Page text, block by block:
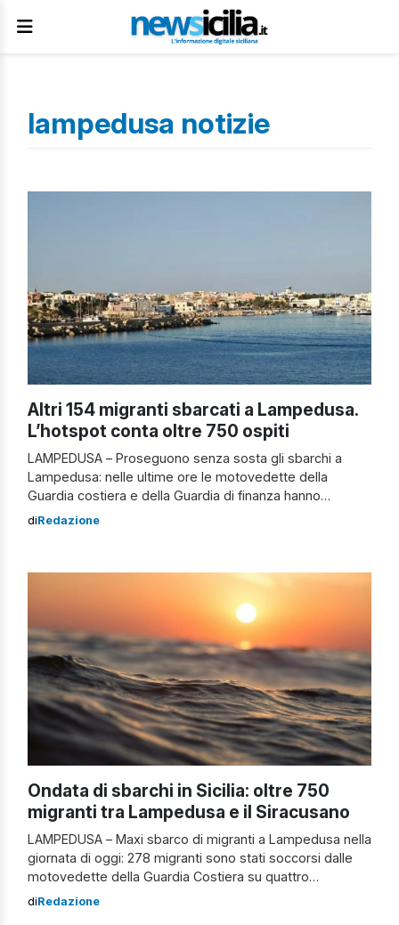
lampedusa notizie
Altri 154 migranti sbarcati a Lampedusa.
L’hotspot conta oltre 750 ospiti
LAMPEDUSA – Proseguono senza sosta gli sbarchi a
Lampedusa: nelle ultime ore le motovedette della
Guardia costiera e della Guardia di finanza hanno
soccorso diverse imbarcazioni. Sbarco di migranti nella
lungo 12 metri intercettato dalle Fiamme Gialle. Questi
diRedazione
Ondata di sbarchi in Sicilia: oltre 750
migranti tra Lampedusa e il Siracusano
LAMPEDUSA – Maxi sbarco di migranti a Lampedusa nella
giornata di oggi: 278 migranti sono stati soccorsi dalle
motovedette della Guardia Costiera su quattro
imbarcazioni. Con questi arrivi, salgono a 13 le operazioni
diRedazione